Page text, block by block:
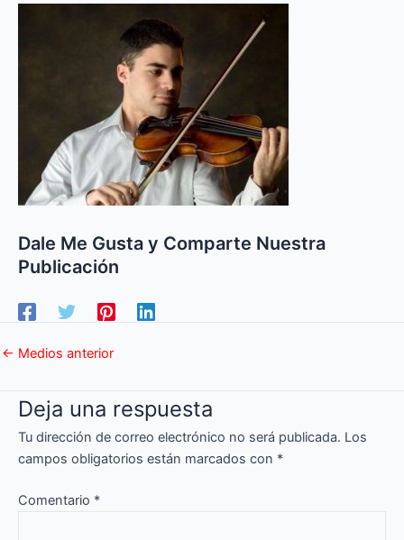
Dale Me Gusta y Comparte Nuestra
Publicación
← Medios anterior
Deja una respuesta
Tu dirección de correo electrónico no será publicada. Los
campos obligatorios están marcados con *
Comentario *